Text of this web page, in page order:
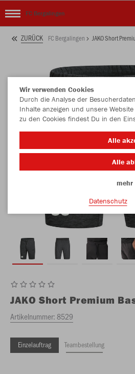
FC Bergalingen
ZURÜCK FC Bergalingen JAKO Short
JAKO Short Premium
Artikelnummer:8529
Einzelauftrag Teambestellung
Wir verwenden Cookies
Durch die Analyse der
Inhalte anzeigen und unsere
zu den Cookies findest Du in den
Alle
Alle
mehr
Datenschutz